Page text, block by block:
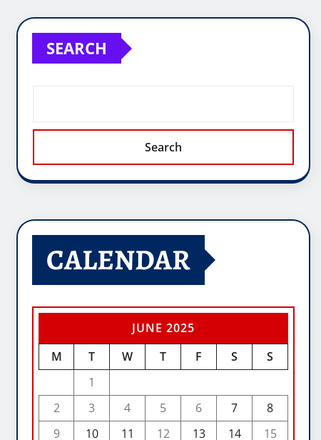
SEARCH
Search
CALENDAR
JUNE 2025
M
T W T F S
S
1
2
3 4 5 6 7
8
9
10 11 12 13 14 15